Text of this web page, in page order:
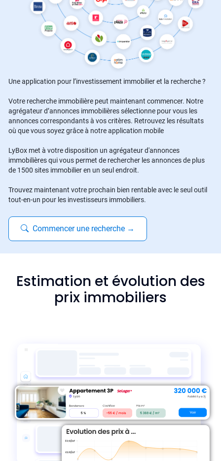
Une application pour l’investissement immobilier et la recherche ?
Votre recherche immobilière peut maintenant commencer. Notre
agrégateur d’annonces immobilières sélectionne pour vous les
annonces correspondants à vos critères. Retrouvez les résultats
où que vous soyez grâce à notre application mobile
LyBox met à votre disposition un agrégateur d'annonces
immobilières qui vous permet de rechercher les annonces de plus
de 1500 sites immobilier en un seul endroit.
Trouvez maintenant votre prochain bien rentable avec le seul outil
tout-en-un pour les investisseurs immobiliers.
Commencer une recherche →
Estimation et évolution des
prix immobiliers